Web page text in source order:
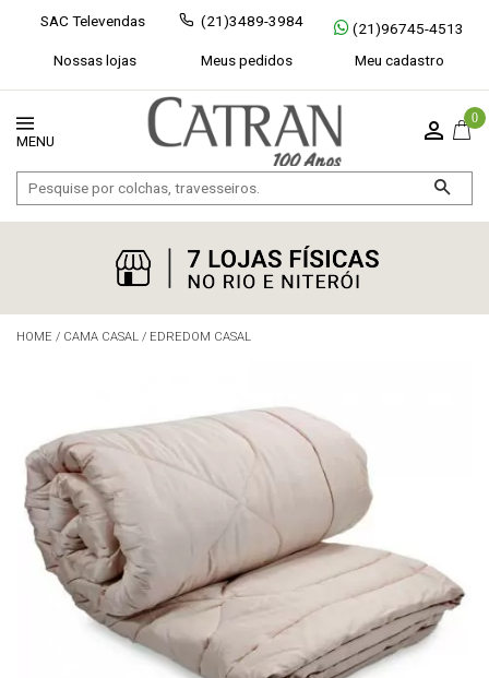
SAC Televendas (21)3489-3984
(21)96745-4513
Nossas lojas
Meus pedidos Meu cadastro
0
Exibir todos Fechar [×]
HOME / CAMA CASAL / EDREDOM CASAL